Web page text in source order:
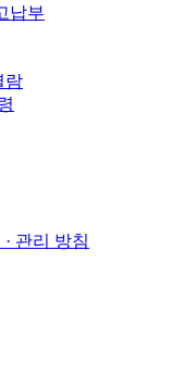
납부
람
관리 방침